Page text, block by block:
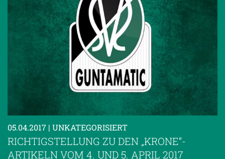
05.04.2017 | UNKATEGORISIERT
RICHTIGSTELLUNG ZU DEN „KRONE“-
ARTIKELN VOM 4. UND 5. APRIL 2017